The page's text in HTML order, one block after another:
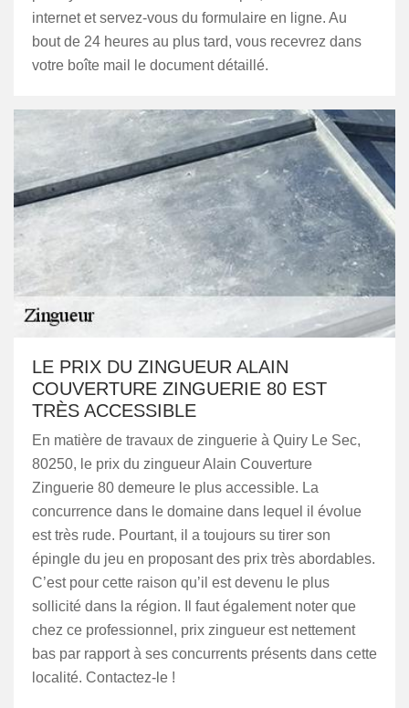
internet et servez-vous du formulaire en ligne. Au
bout de 24 heures au plus tard, vous recevrez dans
votre boîte mail le document détaillé.
LE PRIX DU ZINGUEUR ALAIN
COUVERTURE ZINGUERIE 80 EST
TRÈS ACCESSIBLE
En matière de travaux de zinguerie à Quiry Le Sec,
80250, le prix du zingueur Alain Couverture
Zinguerie 80 demeure le plus accessible. La
concurrence dans le domaine dans lequel il évolue
est très rude. Pourtant, il a toujours su tirer son
épingle du jeu en proposant des prix très abordables.
C’est pour cette raison qu’il est devenu le plus
sollicité dans la région. Il faut également noter que
chez ce professionnel, prix zingueur est nettement
bas par rapport à ses concurrents présents dans cette
localité. Contactez-le !